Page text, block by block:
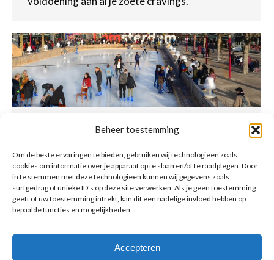
Beheer toestemming
Om de beste ervaringen te bieden, gebruiken wij technologieën zoals
cookies om informatie over je apparaat op te slaan en/of te raadplegen. Door
in te stemmen met deze technologieën kunnen wij gegevens zoals
surfgedrag of unieke ID's op deze site verwerken. Als je geen toestemming
geeft of uw toestemming intrekt, kan dit een nadelige invloed hebben op
bepaalde functies en mogelijkheden.
Accepteren
Schaatsen: de perfecte winter workout
Kun je ook zo genieten van het Nederlandse
winterweer? Wij wel! En al helemaal als we
kunnen gaan schaatsen! Je verbrandt dan ook al
snel 400 kcal per uur met een rondje schaatsen.